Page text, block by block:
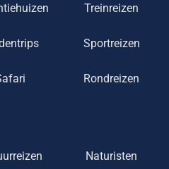
Treinreizen
Sportreizen
Rondreizen
Naturisten